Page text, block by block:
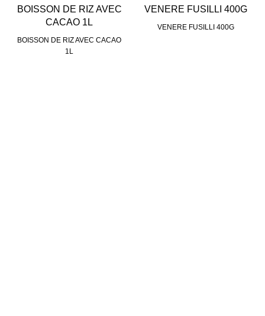
BOISSON DE RIZ AVEC
CACAO 1L
BOISSON DE RIZ AVEC CACAO
1L
VENERE FUSILLI 400G
VENERE FUSILLI 400G